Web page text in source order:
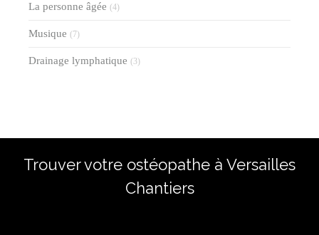
La personne âgée (4)
Musique (7)
Drainage lymphatique (3)
Trouver votre ostéopathe à Versailles
Chantiers